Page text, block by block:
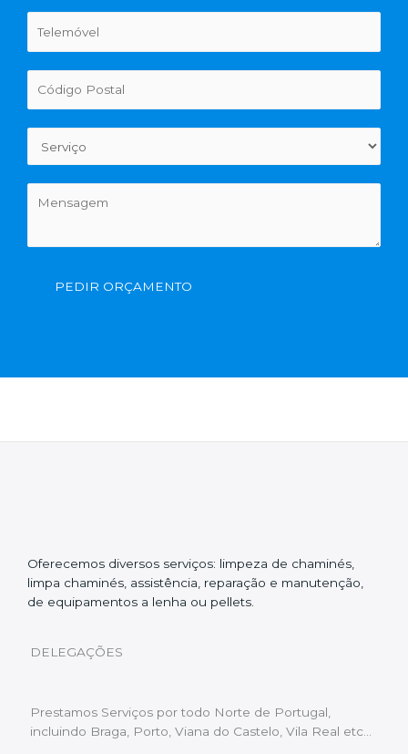
PEDIR ORÇAMENTO
Oferecemos diversos serviços: limpeza de chaminés,
limpa chaminés, assistência, reparação e manutenção,
de equipamentos a lenha ou pellets.
DELEGAÇÕES
Prestamos Serviços por todo Norte de Portugal,
incluindo Braga, Porto, Viana do Castelo, Vila Real etc…